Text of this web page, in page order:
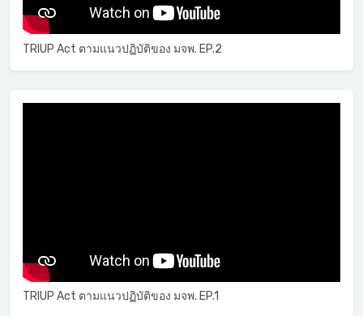
TRIUP Act ตามแนวปฏิบัติของ มจพ. EP.2
TRIUP Act ตามแนวปฏิบัติของ มจพ. EP.1